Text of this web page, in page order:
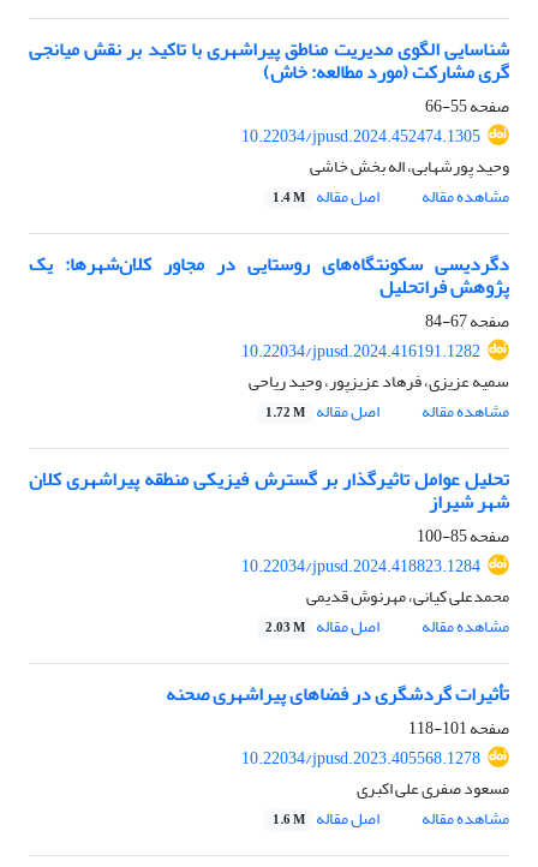
شناسایی الگوی مدیریت مناطق پیراشهری با تاکید بر نقش میانجی
گری مشارکت (مورد مطالعه: خاش)
صفحه55-66
10.22034/jpusd.2024.452474.1305
وحید پورشهابی، اله بخش خاشی
مشاهده مقاله
اصل مقاله 1.4 M
دگردیسی سکونتگاه‌های روستایی در مجاور کلان‌شهرها: یک
پژوهش فراتحلیل
صفحه67-84
10.22034/jpusd.2024.416191.1282
سمیه عزیزی، فرهاد عزیزپور، وحید ریاحی
مشاهده مقاله
اصل مقاله 1.72 M
تحلیل عوامل تاثیرگذار بر گسترش فیزیکی منطقه پیراشهری کلان
شهر شیراز
صفحه85-100
10.22034/jpusd.2024.418823.1284
محمدعلی کیانی، مهرنوش قدیمی
مشاهده مقاله
اصل مقاله 2.03 M
تأثیرات گردشگری در فضاهای پیراشهری صحنه
صفحه101-118
10.22034/jpusd.2023.405568.1278
مسعود صفری علی اکبری
مشاهده مقاله
اصل مقاله 1.6 M